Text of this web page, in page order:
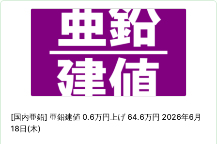
[国内亜鉛] 亜鉛建値 0.6万円上げ 64.6万円 2026年6月
18日(木)